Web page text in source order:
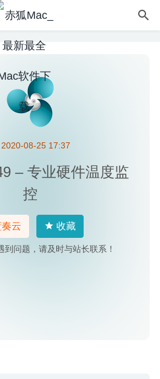
2020-08-25 17:37
– 专业硬件温度监
控
云 收藏
到问题，请及时与站长联系！
的剪贴板管理工具
中计算的多功能计算器 2020-06-28
强大的音乐标签编辑及管理工具
版-简单实用的PDF文件压缩工具